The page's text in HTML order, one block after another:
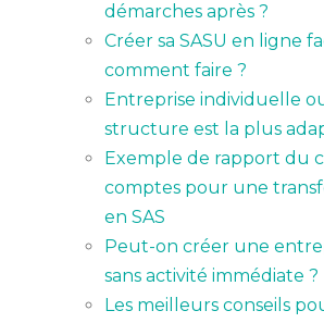
démarches après ?
Créer sa SASU en ligne
comment faire ?
Entreprise individuelle
structure est la plus
Exemple de rapport du
comptes pour une
en SAS
Peut-on créer une
sans activité immédiate ?
Les meilleurs conseils